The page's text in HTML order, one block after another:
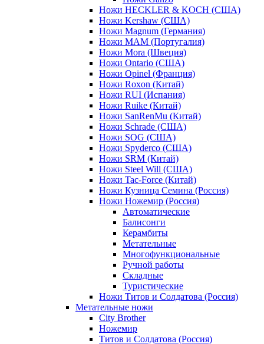
Ножи HECKLER & KOCH (США)
Ножи Kershaw (США)
Ножи Magnum (Германия)
Ножи MAM (Португалия)
Ножи Mora (Швеция)
Ножи Ontario (США)
Ножи Opinel (Франция)
Ножи Roxon (Китай)
Ножи RUI (Испания)
Ножи Ruike (Китай)
Ножи SanRenMu (Китай)
Ножи Schrade (США)
Ножи SOG (США)
Ножи Spyderco (США)
Ножи SRM (Китай)
Ножи Steel Will (США)
Ножи Tac-Force (Китай)
Ножи Кузница Семина (Россия)
Ножи Ножемир (Россия)
Автоматические
Балисонги
Керамбиты
Метательные
Многофункциональные
Ручной работы
Складные
Туристические
Ножи Титов и Солдатова (Россия)
Метательные ножи
City Brother
Ножемир
Титов и Солдатова (Россия)